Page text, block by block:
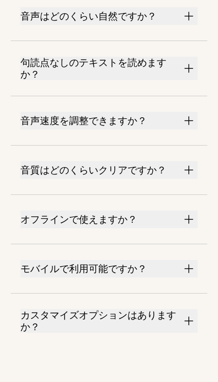
音声はどのくらい自然ですか？
句読点なしのテキストを読めます
か？
音声速度を調整できますか？
音質はどのくらいクリアですか？
オフラインで使えますか？
モバイルで利用可能ですか？
カスタマイズオプションはあります
か？